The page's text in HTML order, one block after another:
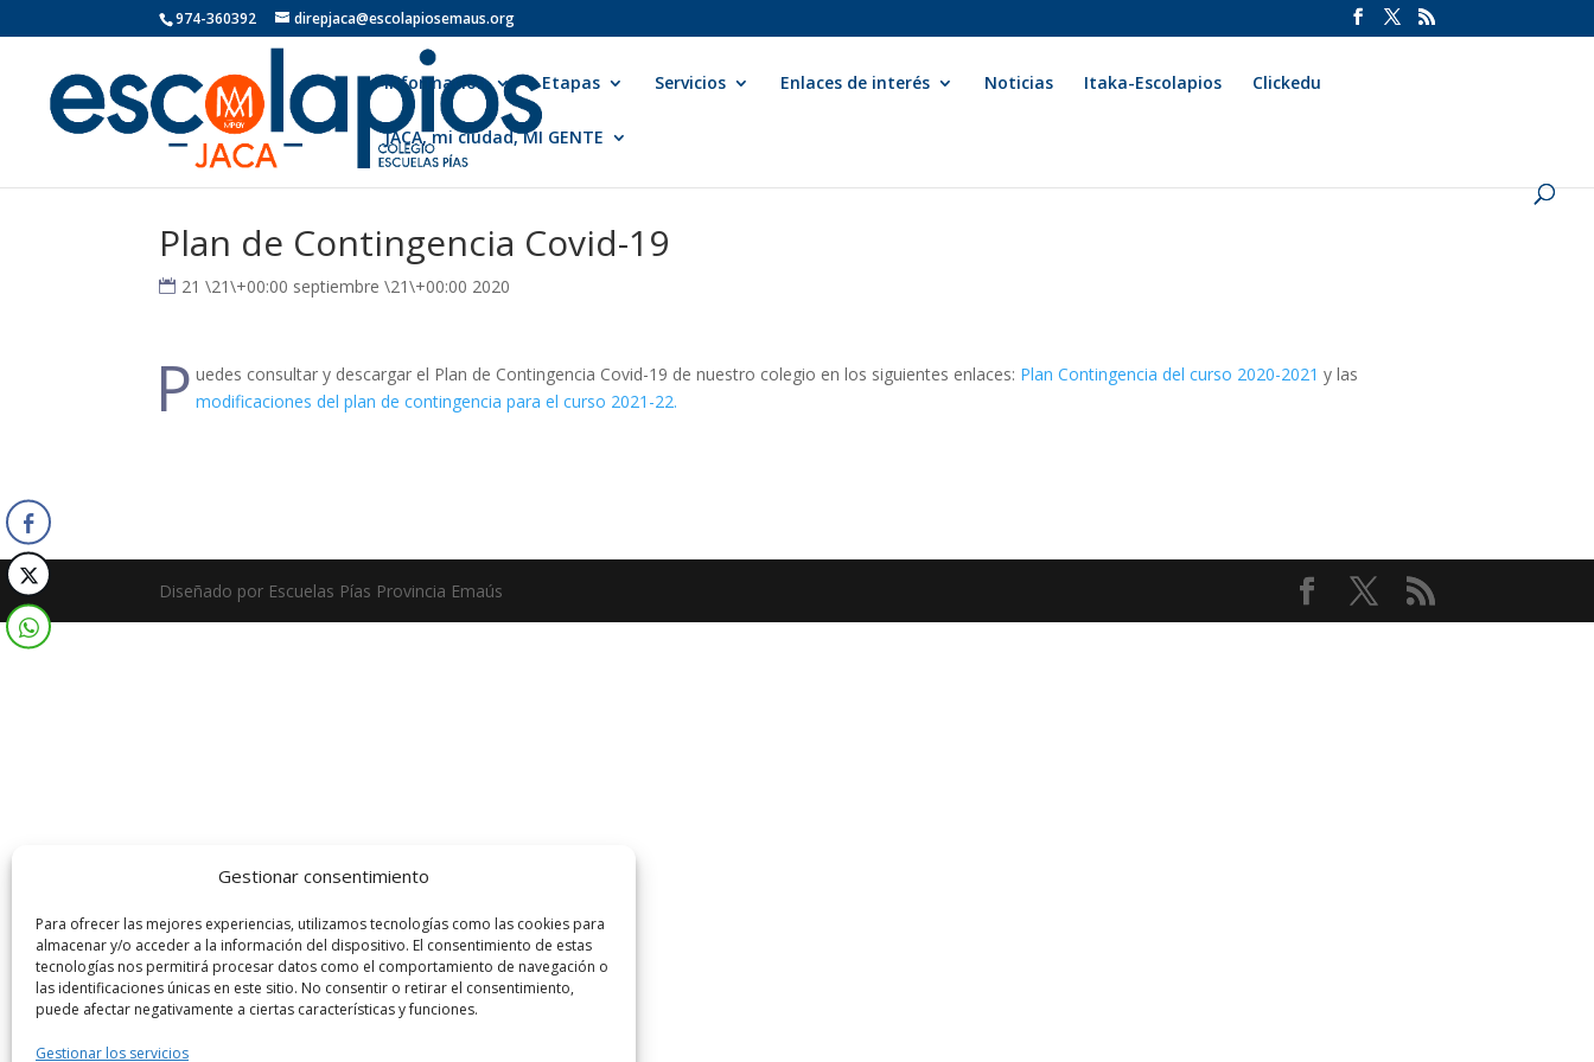
Gestionar consentimiento
Para ofrecer las mejores experiencias, utilizamos tecnologías como las cookies para
almacenar y/o acceder a la información del dispositivo. El consentimiento de estas
tecnologías nos permitirá procesar datos como el comportamiento de navegación o
las identificaciones únicas en este sitio. No consentir o retirar el consentimiento,
puede afectar negativamente a ciertas características y funciones.
Gestionar los servicios
974-360392 direpjaca@escolapiosemaus.org
Información Etapas Servicios Enlaces de interés Noticias Itaka-Escolapios Clickedu
JACA, mi ciudad, MI GENTE
Plan de Contingencia Covid-19
21 \21\+00:00 septiembre \21\+00:00 2020
P uedes consultar y descargar el Plan de Contingencia Covid-19 de nuestro colegio en los siguientes enlaces: Plan Contingencia del curso 2020-2021 y las
modificaciones del plan de contingencia para el curso 2021-22.
Diseñado por Escuelas Pías Provincia Emaús